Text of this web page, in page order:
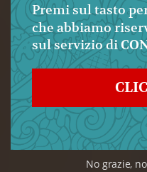
Premi sul tasto
che abbiamo
sul servizio di
No grazie,